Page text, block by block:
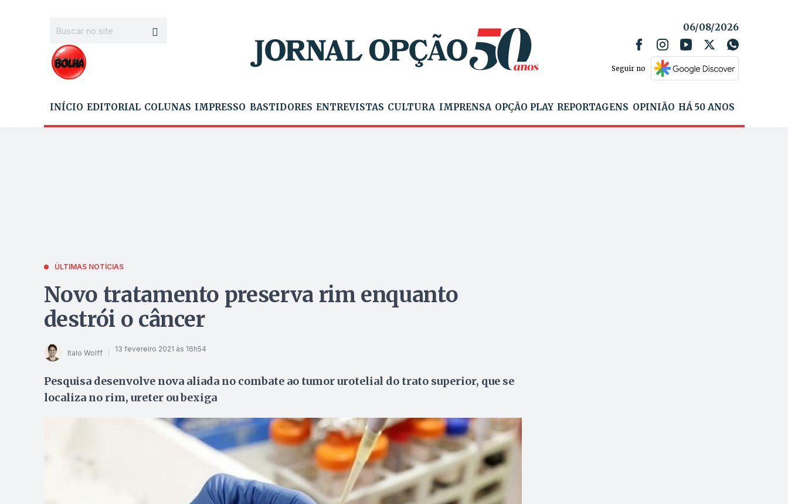
06/08/2026
Seguir no
INÍCIO EDITORIAL COLUNAS IMPRESSO BASTIDORES ENTREVISTAS CULTURA IMPRENSA OPÇÃO PLAY REPORTAGENS OPINIÃO HÁ 50 ANOS
ÚLTIMAS NOTÍCIAS
Novo tratamento preserva rim enquanto
destrói o câncer
Italo Wolff 13 fevereiro 2021 às 16h54
Pesquisa desenvolve nova aliada no combate ao tumor urotelial do trato superior, que se
localiza no rim, ureter ou bexiga